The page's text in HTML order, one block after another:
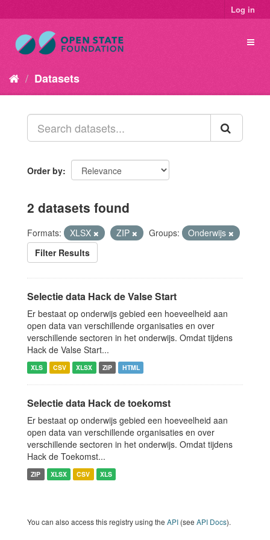
Log in
Datasets
Order by
2 datasets found
Formats: XLSX ZIP Groups:
Onderwijs
Filter Results
Selectie data Hack de Valse Start
Er bestaat op onderwijs gebied een hoeveelheid aan
open data van verschillende organisaties en over
verschillende sectoren in het onderwijs. Omdat tijdens
Hack de Valse Start...
XLS CSV XLSX ZIP HTML
Selectie data Hack de toekomst
Er bestaat op onderwijs gebied een hoeveelheid aan
open data van verschillende organisaties en over
verschillende sectoren in het onderwijs. Omdat tijdens
Hack de Toekomst...
ZIP XLSX CSV XLS
You can also access this registry using the API (see API Docs).